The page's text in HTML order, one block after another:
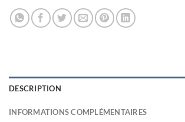
DESCRIPTION
INFORMATIONS COMPLÉMENTAIRES